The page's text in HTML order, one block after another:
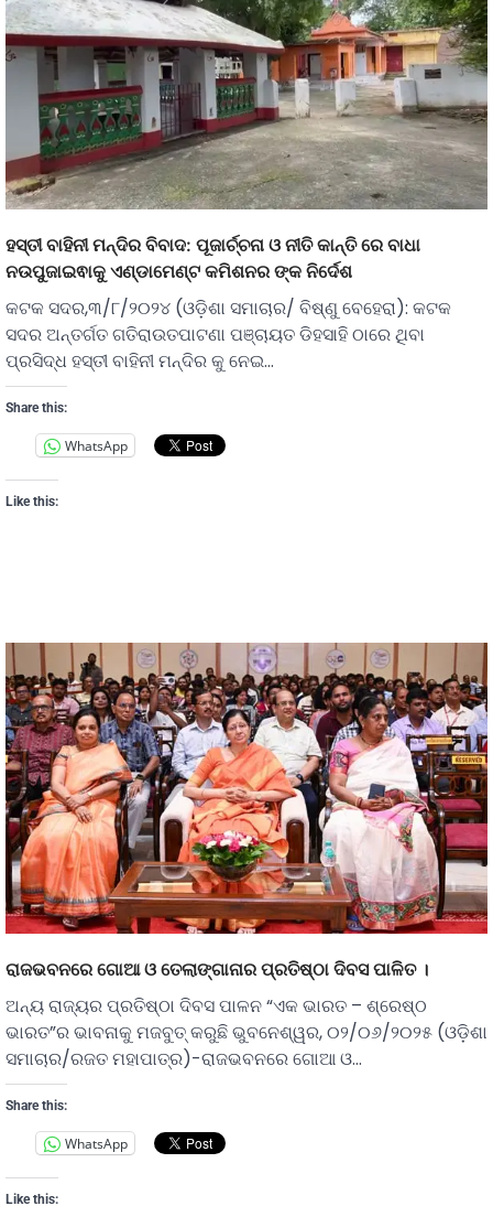
ହସ୍ତୀ ବାହିନୀ ମନ୍ଦିର ବିବାଦ: ପୂଜାର୍ଚ୍ଚନା ଓ ନୀତି କାନ୍ତି ରେ ବାଧା
ନଉପୁଜାଇଵାକୁ ଏଣ୍ଡାମେଣ୍ଟ କମିଶନର ଙ୍କ ନିର୍ଦେଶ
କଟକ ସଦର,୩/୮/୨୦୨୪ (ଓଡ଼ିଶା ସମାଚାର/ ବିଷ୍ଣୁ ବେହେରା): କଟକ
ସଦର ଅନ୍ତର୍ଗତ ଗତିରାଉତପାଟଣା ପଞ୍ଚାୟତ ଡିହସାହି ଠାରେ ଥିବା
ପ୍ରସିଦ୍ଧ ହସ୍ତୀ ବାହିନୀ ମନ୍ଦିର କୁ ନେଇ…
Share this:
WhatsApp
Like this:
ରାଜଭବନରେ ଗୋଆ ଓ ତେଲାଙ୍ଗାନାର ପ୍ରତିଷ୍ଠା ଦିବସ ପାଳିତ ।
ଅନ୍ୟ ରାଜ୍ୟର ପ୍ରତିଷ୍ଠା ଦିବସ ପାଳନ “ଏକ ଭାରତ – ଶ୍ରେଷ୍ଠ
ଭାରତ”ର ଭାବନାକୁ ମଜବୁତ୍ କରୁଛି ଭୁବନେଶ୍ୱର, ୦୨/୦୬/୨୦୨୫ (ଓଡ଼ିଶା
ସମାଚାର/ରଜତ ମହାପାତ୍ର)-ରାଜଭବନରେ ଗୋଆ ଓ…
Share this:
WhatsApp
Like this: